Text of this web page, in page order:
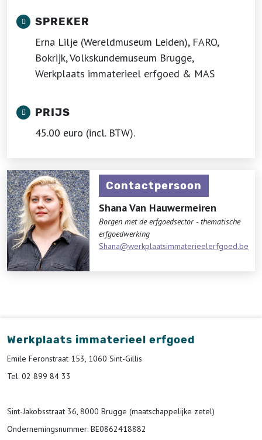
SPREKER
Erna Lilje (Wereldmuseum Leiden), FARO,
Bokrijk, Volkskundemuseum Brugge,
Werkplaats immaterieel erfgoed & MAS
PRIJS
45.00 euro (incl. BTW).
Contactpersoon
Shana Van Hauwermeiren
Borgen met de erfgoedsector - thematische
erfgoedwerking
Shana@werkplaatsimmaterieelerfgoed.be
Werkplaats immaterieel erfgoed
Emile Feronstraat 153, 1060 Sint-Gillis
Tel. 02 899 84 33
Sint-Jakobsstraat 36, 8000 Brugge (maatschappelijke zetel)
Ondernemingsnummer: BE0862418882